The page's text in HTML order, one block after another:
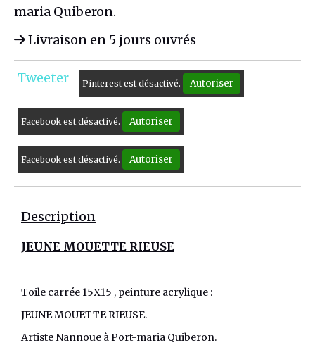
maria Quiberon.
Livraison en 5 jours ouvrés
Tweeter Pinterest est désactivé. Autoriser
Facebook est désactivé. Autoriser
Facebook est désactivé. Autoriser
Description
JEUNE MOUETTE RIEUSE
Toile carrée 15X15 , peinture acrylique :
JEUNE MOUETTE RIEUSE.
Artiste Nannoue à Port-maria Quiberon.